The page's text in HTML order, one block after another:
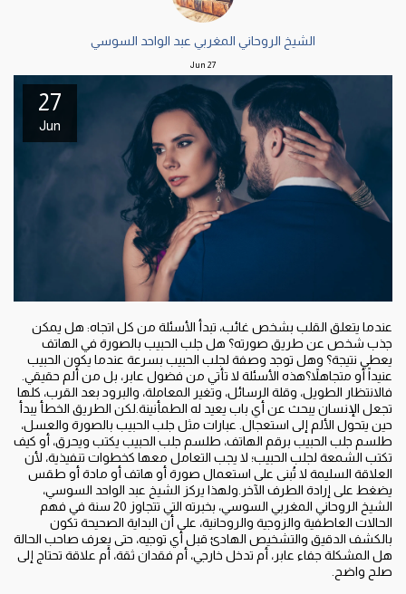
الشيخ الروحاني المغربي عبد الواحد السوسي
27
Jun
27
Jun
عندما يتعلق القلب بشخص غائب، تبدأ الأسئلة من كل اتجاه: هل يمكن
جذب شخص عن طريق صورته؟ هل جلب الحبيب بالصورة في الهاتف
يعطي نتيجة؟ وهل توجد وصفة لجلب الحبيب بسرعة عندما يكون الحبيب
عنيداً أو متجاهلاً؟هذه الأسئلة لا تأتي من فضول عابر، بل من ألم حقيقي.
فالانتظار الطويل، وقلة الرسائل، وتغير المعاملة، والبرود بعد القرب، كلها
تجعل الإنسان يبحث عن أي باب يعيد له الطمأنينة.لكن الطريق الخطأ يبدأ
حين يتحول الألم إلى استعجال. عبارات مثل جلب الحبيب بالصورة والعسل،
طلسم جلب الحبيب برقم الهاتف، طلسم جلب الحبيب يكتب ويحرق، أو كيف
تكتب الشمعة لجلب الحبيب؛ لا يجب التعامل معها كخطوات تنفيذية، لأن
العلاقة السليمة لا تُبنى على استعمال صورة أو هاتف أو مادة أو طقس
يضغط على إرادة الطرف الآخر.ولهذا يركز الشيخ عبد الواحد السوسي،
الشيخ الروحاني المغربي السوسي، بخبرته التي تتجاوز 20 سنة في فهم
الحالات العاطفية والزوجية والروحانية، على أن البداية الصحيحة تكون
بالكشف الدقيق والتشخيص الهادئ قبل أي توجيه، حتى يعرف صاحب الحالة
هل المشكلة جفاء عابر، أم تدخل خارجي، أم فقدان ثقة، أم علاقة تحتاج إلى
صلح واضح.